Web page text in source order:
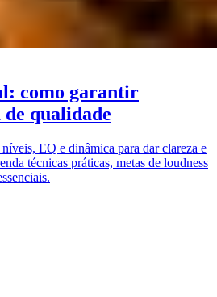
como garantir
qualidade
EQ e dinâmica para dar clareza e
técnicas práticas, metas de loudness